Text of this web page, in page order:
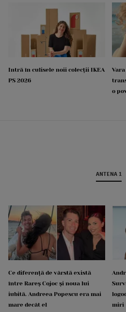
Intră în culisele noii colecții IKEA
PS 2026
o
ANTENA 1
Ce diferență de vârstă există
între Rareș Cojoc și noua lui
iubită. Andreea Popescu era mai
mare decât el
miri